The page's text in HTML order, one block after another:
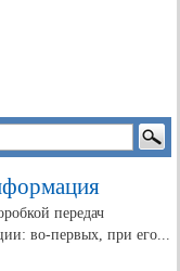
передач
во-первых, при его...